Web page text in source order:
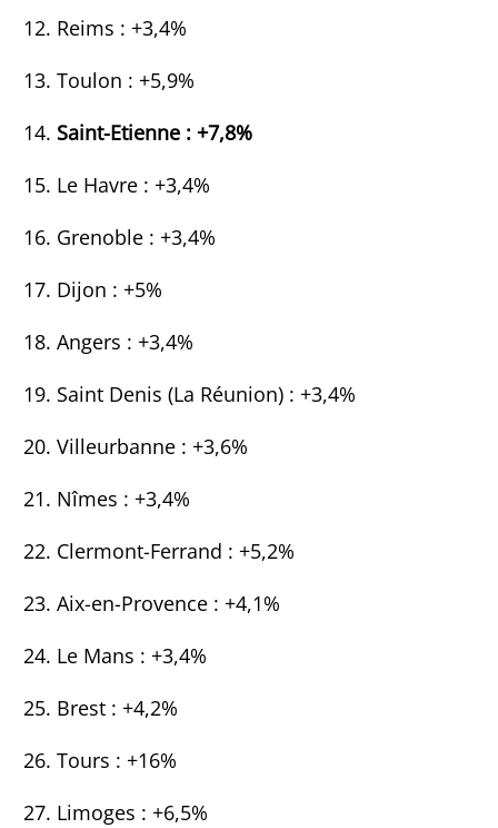
Reims : +3,4%
Toulon : +5,9%
Saint-Etienne : +7,8%
Le Havre : +3,4%
Grenoble : +3,4%
Dijon : +5%
Angers : +3,4%
Saint Denis (La Réunion) : +3,4%
Villeurbanne : +3,6%
Nîmes : +3,4%
Clermont-Ferrand : +5,2%
Aix-en-Provence : +4,1%
Le Mans : +3,4%
Brest : +4,2%
Tours : +16%
Limoges : +6,5%